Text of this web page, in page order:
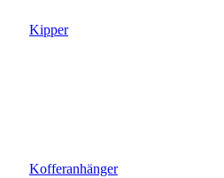
Kipper
Kofferanhänger